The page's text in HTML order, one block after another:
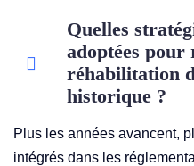
Quelles
adoptées
réhabilitation
historique ?
Plus les années avancent,
intégrés dans les